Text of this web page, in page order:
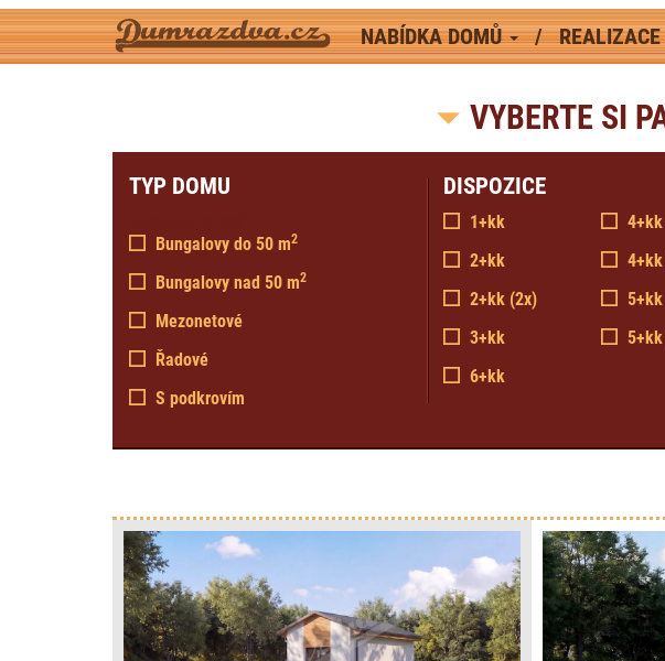
NABÍDKA DOMŮ REALIZACE
VYBERTE SI
TYP DOMU
Bungalovy do 50 m2
Bungalovy nad 50 m2
Mezonetové
Řadové
S podkrovím
DISPOZICE
1+kk
2+kk
2+kk (2x)
3+kk
4+kk
5+kk
6+kk